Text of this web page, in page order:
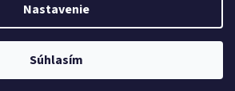
Nastavenie
Súhlasím
Vytvoril Shoptet
Phototools.sk. Všetky práva vyhradené.